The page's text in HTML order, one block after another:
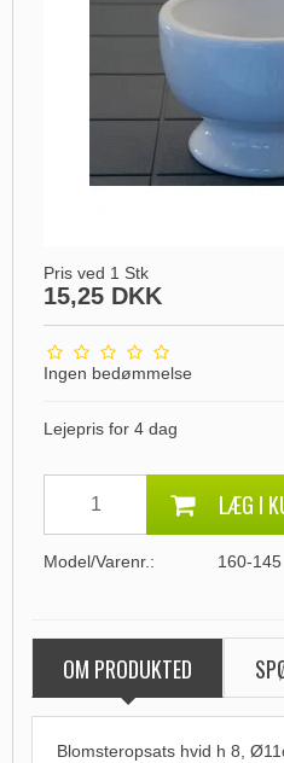
Pris ved 1 Stk
15,25 DKK
Ingen bedømmelse
Lejepris for 4 dag
LÆG I
Model/Varenr.: 160-145
OM PRODUKTED
Blomsteropsats hvid h 8,